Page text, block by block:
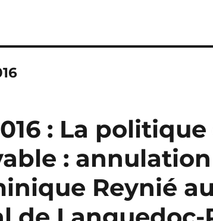
: La
: annulation
Reynié